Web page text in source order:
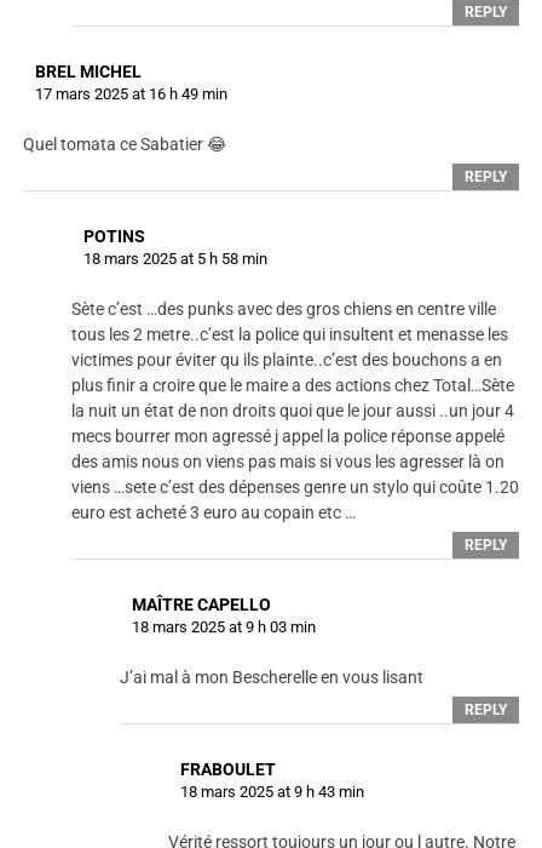
REPLY
BREL MICHEL
17 mars 2025 at 16 h 49 min
Quel tomata ce Sabatier 😂
REPLY
POTINS
18 mars 2025 at 5 h 58 min
Sète c’est …des punks avec des gros chiens en centre ville
tous les 2 metre..c’est la police qui insultent et menasse les
victimes pour éviter qu ils plainte..c’est des bouchons a en
plus finir a croire que le maire a des actions chez Total…Sète
la nuit un état de non droits quoi que le jour aussi ..un jour 4
mecs bourrer mon agressé j appel la police réponse appelé
des amis nous on viens pas mais si vous les agresser là on
viens …sete c’est des dépenses genre un stylo qui coûte 1.20
euro est acheté 3 euro au copain etc …
REPLY
MAÎTRE CAPELLO
18 mars 2025 at 9 h 03 min
J’ai mal à mon Bescherelle en vous lisant
REPLY
FRABOULET
18 mars 2025 at 9 h 43 min
Vérité ressort toujours un jour ou l autre. Notre